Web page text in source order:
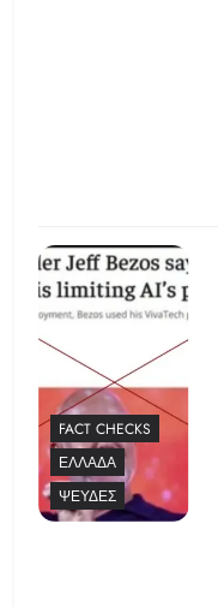
FACT CHECKS
ΕΛΛΆΔΑ
ΨΕΥΔΈΣ